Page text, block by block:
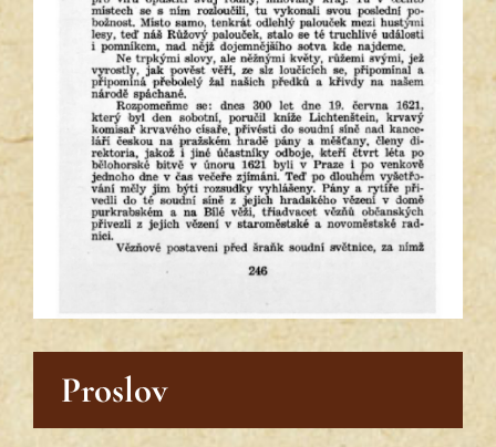
Proslov